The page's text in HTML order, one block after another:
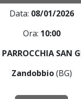
Data: 08/01/2026
Ora: 10:00
PARROCCHIA SAN
Zandobbio(BG)